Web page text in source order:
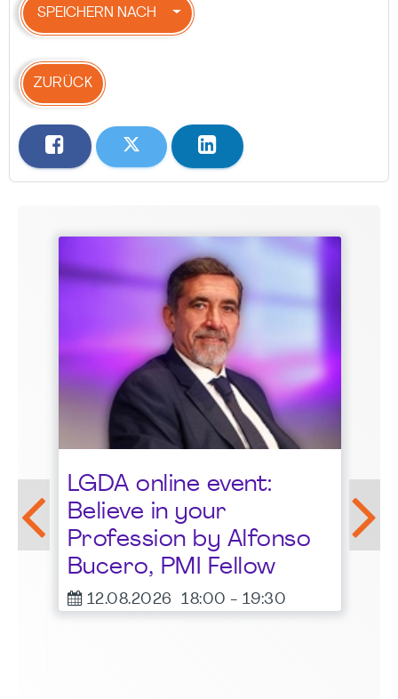
SPEICHERN NACH
ZURÜCK
LGDA online event:
Believe in your
Profession by Alfonso
Bucero, PMI Fellow
12.08.2026 18:00 - 19:30